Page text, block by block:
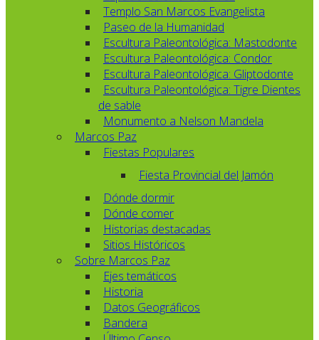
Templo San Marcos Evangelista
Paseo de la Humanidad
Escultura Paleontológica: Mastodonte
Escultura Paleontológica: Condor
Escultura Paleontológica: Gliptodonte
Escultura Paleontológica: Tigre Dientes
de sable
Monumento a Nelson Mandela
Marcos Paz
Fiestas Populares
Fiesta Provincial del Jamón
Dónde dormir
Dónde comer
Historias destacadas
Sitios Históricos
Sobre Marcos Paz
Ejes temáticos
Historia
Datos Geográficos
Bandera